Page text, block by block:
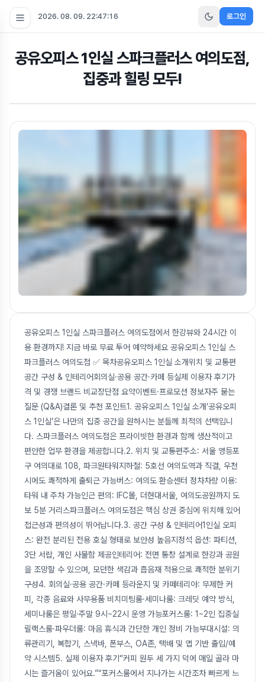
2026. 08. 09. 22:47:17 로그인
공유오피스 1인실 스파크플러스 여의도점,
집중과 힐링 모두!
공유오피스 1인실 스파크플러스 여의도점에서 한강뷰와 24시간 이
용 환경까지! 지금 바로 무료 투어 예약하세요 공유오피스 1인실 스
파크플러스 여의도점 ✅ 목차공유오피스 1인실 소개위치 및 교통편
공간 구성 & 인테리어회의실·공용 공간·카페 등실제 이용자 후기가
격 및 경쟁 브랜드 비교장단점 요약이벤트·프로모션 정보자주 묻는
질문 (Q&A)결론 및 추천 포인트1. 공유오피스 1인실 소개‘공유오피
스 1인실’은 나만의 집중 공간을 원하시는 분들께 최적의 선택입니
다. 스파크플러스 여의도점은 프라이빗한 환경과 함께 생산적이고
편안한 업무 환경을 제공합니다.2. 위치 및 교통편주소: 서울 영등포
구 여의대로 108, 파크원타워지하철: 5호선 여의도역과 직결, 우천
시에도 쾌적하게 출퇴근 가능버스: 여의도 환승센터 정차차량 이용:
타워 내 주차 가능인근 편의: IFC몰, 더현대서울, 여의도공원까지 도
보 5분 거리스파크플러스 여의도점은 핵심 상권 중심에 위치해 있어
접근성과 편의성이 뛰어납니다.3. 공간 구성 & 인테리어1인실 오피
스: 완전 분리된 전용 호실 형태로 보안성 높음지정석 옵션: 파티션,
3단 서랍, 개인 사물함 제공인테리어: 전면 통창 설계로 한강과 공원
을 조망할 수 있으며, 모던한 색감과 흡음재 적용으로 쾌적한 분위기
구성4. 회의실·공용 공간·카페 등라운지 및 카페테리아: 무제한 커
피, 각종 음료와 사무용품 비치미팅룸·세미나룸: 크레딧 예약 방식,
세미나룸은 평일·주말 9시~22시 운영 가능포커스룸: 1~2인 집중실
릴랙스룸·파우더룸: 마음 휴식과 간단한 개인 정비 가능부대시설: 의
류관리기, 복합기, 스낵바, 폰부스, OA존, 택배 및 앱 기반 출입/예
약 시스템5. 실제 이용자 후기“커피 원두 세 가지 덕에 매일 골라 마
시는 즐거움이 있어요.”“포커스룸에서 지나가는 시간조차 빠르게 느